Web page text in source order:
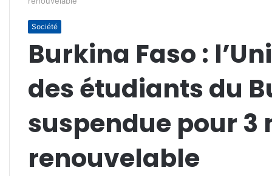
Société
Burkina Faso :
des étudiants du
suspendue pour 3
renouvelable